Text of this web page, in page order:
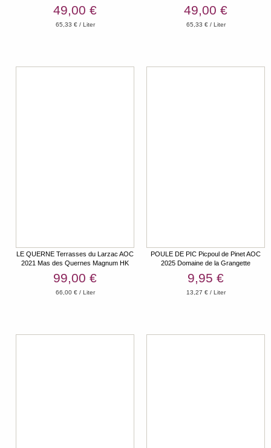
49,00 €
65,33 € / Liter
49,00 €
65,33 € / Liter
LE QUERNE Terrasses du Larzac AOC
2021 Mas des Quernes Magnum HK
99,00 €
66,00 € / Liter
POULE DE PIC Picpoul de Pinet AOC
2025 Domaine de la Grangette
9,95 €
13,27 € / Liter